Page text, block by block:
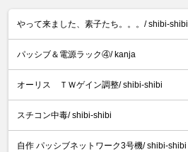
やって来ました、素子たち。。。/ shibi-shibi
パッシブ＆電源ラック④/ kanja
オーリス ＴＷゲイン調整/ shibi-shibi
スチコン中毒/ shibi-shibi
自作 パッシブネットワーク3号機/ shibi-shibi